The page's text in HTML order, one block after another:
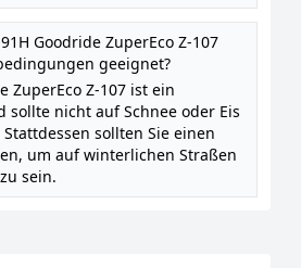
Goodride ZuperEco Z-107
geeignet?
ZuperEco Z-107 ist ein
sollte nicht auf Schnee oder Eis
sollten Sie einen
um auf winterlichen Straßen
sein.